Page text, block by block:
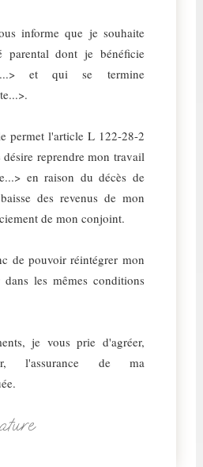
informe que je souhaite
parental dont je bénéficie
et qui se termine
permet l'article L 122-28-2
reprendre mon travail
en raison du décès de
des revenus de mon
de mon conjoint.
de pouvoir réintégrer mon
les mêmes conditions
je vous prie d'agréer,
l'assurance de ma